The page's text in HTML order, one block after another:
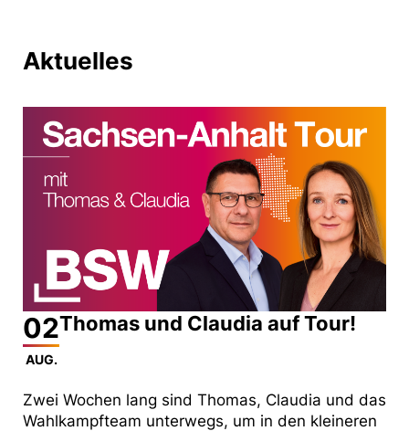
Aktuelles
02
AUG.
Thomas und Claudia auf Tour!
Zwei Wochen lang sind Thomas, Claudia und das
Wahlkampfteam unterwegs, um in den kleineren